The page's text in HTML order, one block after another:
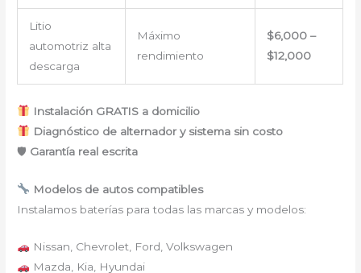
Litio
automotriz alta
descarga
Máximo
rendimiento
$6,000 –
$12,000
Instalación GRATIS a domicilio
Diagnóstico de alternador y sistema sin costo
🛡 Garantía real escrita
Modelos de autos compatibles
Instalamos baterías para todas las marcas y modelos:
Nissan, Chevrolet, Ford, Volkswagen
Mazda, Kia, Hyundai